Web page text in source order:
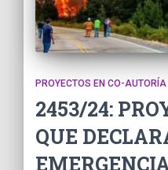
PROYECTOS EN CO-AUTORÍA
2453/24:
QUE